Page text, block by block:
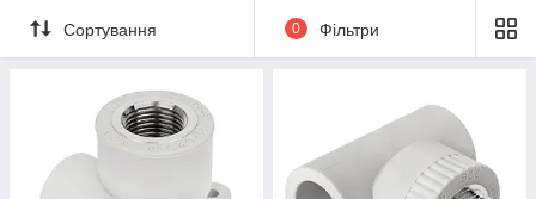
Сортування 0 Фільтри